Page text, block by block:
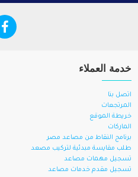
خدمة العملاء
اتصل بنا
المرتجعات
خريطة الموقع
الماركات
برنامج النقاط من مصاعد مصر
طلب مقايسة مبدئية لتركيب مصعد
تسجيل مهمات مصاعد
تسجيل مقدم خدمات مصاعد